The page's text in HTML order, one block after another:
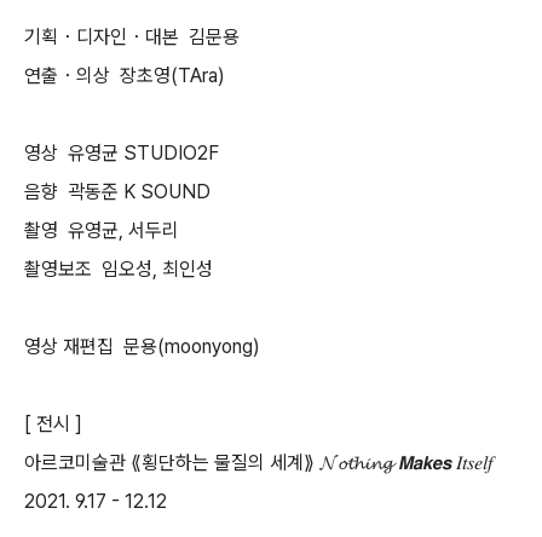
기획・디자인・대본 김문용
연출・의상 장초영(TAra)
영상 유영균 STUDIO2F
음향 곽동준 K SOUND
촬영 유영균, 서두리
촬영보조 임오성, 최인성
영상 재편집 문용(moonyong)
[ 전시 ]
아르코미술관 ⟪횡단하는 물질의 세계⟫ 𝓝𝓸𝓽𝓱𝓲𝓷𝓰 𝙈𝙖𝙠𝙚𝙨 𝐼𝑡𝑠𝑒𝑙𝑓
2021. 9.17 - 12.12